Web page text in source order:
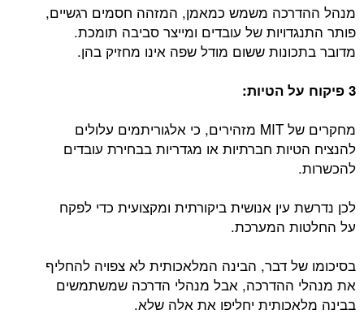
מנהל ההדרכה משמש כמאמן, המזהה חסמים רגשיים,
פותר התנגדויות של עובדים ומייצר סביבה תומכת.
מדובר בתכונות ששום מודל שפה אינו מחזיק בהן.
3 פיקוח על הטיות:
מחקרים של MIT מזהירים, כי אלגוריתמים עלולים
להנציח הטיות חברתיות או מגדריות בבחירת עובדים
להכשרות.
לכן נדרשת עין אנושית ביקורתית ומקצועית כדי לפקח
על החלטות המערכת.
בסיכומו של דבר, הבינה המלאכותית לא צפויה להחליף
את מנהלי ההדרכה, אבל מנהלי הדרכה שמשתמשים
בבינה מלאכותית יחליפו את אלה שלא.